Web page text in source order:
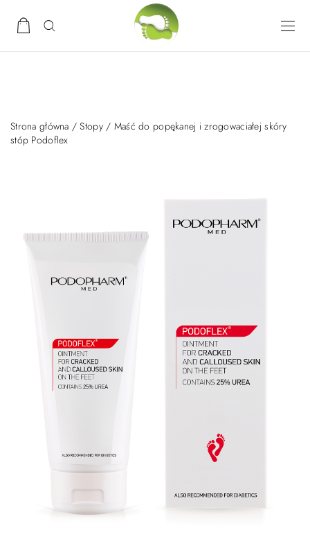
Strona główna /Stopy/ Maść do popękanej i zrogowaciałej skóry
stóp Podoflex